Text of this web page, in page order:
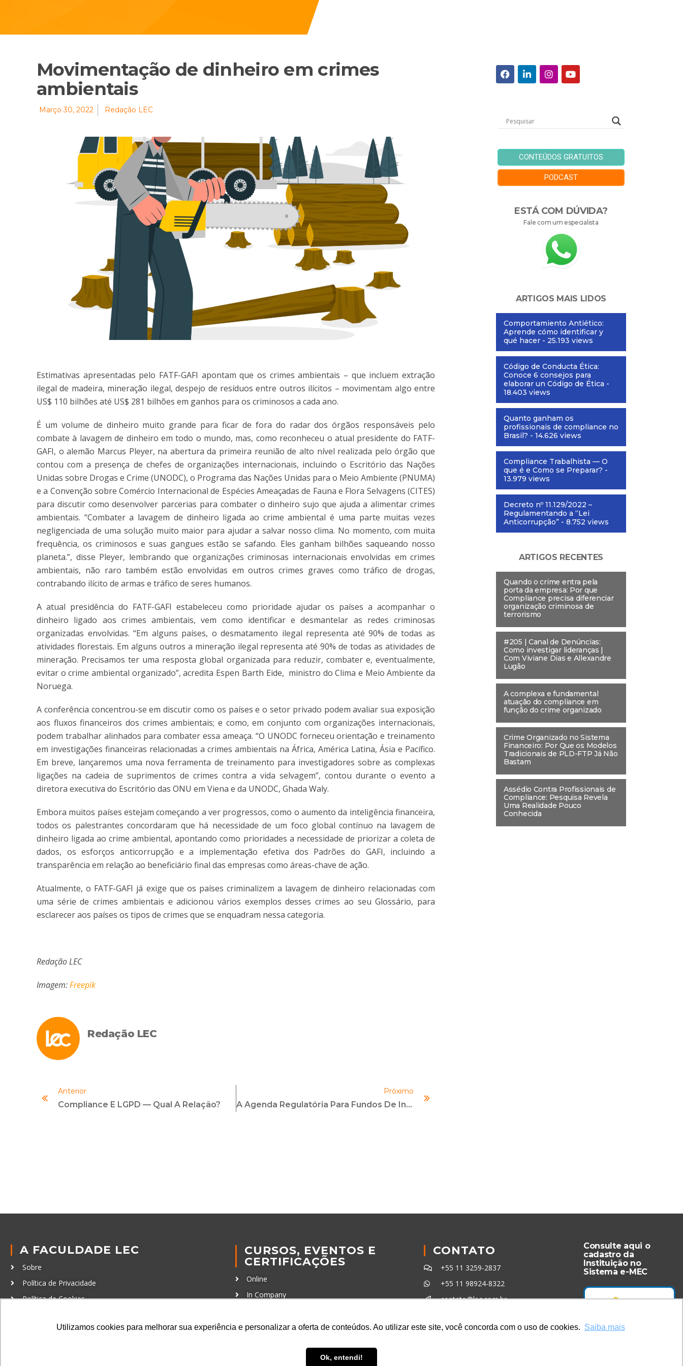
Utilizamos cookies para melhorar sua experiência e personalizar a oferta de conteúdos. Ao utilizar este site, você concorda com o uso de cookies. Saiba mais
Ok, entendi!
Movimentação de dinheiro em crimes
ambientais
Março 30, 2022 Redação LEC
Estimativas apresentadas pelo FATF-GAFI apontam que os crimes ambientais – que incluem extração
ilegal de madeira, mineração ilegal, despejo de resíduos entre outros ilícitos – movimentam algo entre
US$ 110 bilhões até US$ 281 bilhões em ganhos para os criminosos a cada ano.
É um volume de dinheiro muito grande para ficar de fora do radar dos órgãos responsáveis pelo
combate à lavagem de dinheiro em todo o mundo, mas, como reconheceu o atual presidente do FATF-
GAFI, o alemão Marcus Pleyer, na abertura da primeira reunião de alto nível realizada pelo órgão que
contou com a presença de chefes de organizações internacionais, incluindo o Escritório das Nações
Unidas sobre Drogas e Crime (UNODC), o Programa das Nações Unidas para o Meio Ambiente (PNUMA)
e a Convenção sobre Comércio Internacional de Espécies Ameaçadas de Fauna e Flora Selvagens (CITES)
para discutir como desenvolver parcerias para combater o dinheiro sujo que ajuda a alimentar crimes
ambientais. “Combater a lavagem de dinheiro ligada ao crime ambiental é uma parte muitas vezes
negligenciada de uma solução muito maior para ajudar a salvar nosso clima. No momento, com muita
frequência, os criminosos e suas gangues estão se safando. Eles ganham bilhões saqueando nosso
planeta.”, disse Pleyer, lembrando que organizações criminosas internacionais envolvidas em crimes
ambientais, não raro também estão envolvidas em outros crimes graves como tráfico de drogas,
contrabando ilícito de armas e tráfico de seres humanos.
A atual presidência do FATF-GAFI estabeleceu como prioridade ajudar os países a acompanhar o
dinheiro ligado aos crimes ambientais, vem como identificar e desmantelar as redes criminosas
organizadas envolvidas. “Em alguns países, o desmatamento ilegal representa até 90% de todas as
atividades florestais. Em alguns outros a mineração ilegal representa até 90% de todas as atividades de
mineração. Precisamos ter uma resposta global organizada para reduzir, combater e, eventualmente,
evitar o crime ambiental organizado”, acredita Espen Barth Eide, ministro do Clima e Meio Ambiente da
Noruega.
A conferência concentrou-se em discutir como os países e o setor privado podem avaliar sua exposição
aos fluxos financeiros dos crimes ambientais; e como, em conjunto com organizações internacionais,
podem trabalhar alinhados para combater essa ameaça. “O UNODC forneceu orientação e treinamento
em investigações financeiras relacionadas a crimes ambientais na África, América Latina, Ásia e Pacífico.
Em breve, lançaremos uma nova ferramenta de treinamento para investigadores sobre as complexas
ligações na cadeia de suprimentos de crimes contra a vida selvagem”, contou durante o evento a
diretora executiva do Escritório das ONU em Viena e da UNODC, Ghada Waly.
Embora muitos países estejam começando a ver progressos, como o aumento da inteligência financeira,
todos os palestrantes concordaram que há necessidade de um foco global contínuo na lavagem de
dinheiro ligada ao crime ambiental, apontando como prioridades a necessidade de priorizar a coleta de
dados, os esforços anticorrupção e a implementação efetiva dos Padrões do GAFI, incluindo a
transparência em relação ao beneficiário final das empresas como áreas-chave de ação.
Atualmente, o FATF-GAFI já exige que os países criminalizem a lavagem de dinheiro relacionadas com
uma série de crimes ambientais e adicionou vários exemplos desses crimes ao seu Glossário, para
esclarecer aos países os tipos de crimes que se enquadram nessa categoria.
Redação LEC
Imagem:Freepik
Redação LEC
Anterior
Compliance E LGPD — Qual A Relação?
Próximo
A Agenda Regulatória Para Fundos De Investimentos
CONTEÚDOS GRATUITOS
PODCAST
ESTÁ COM DÚVIDA?
Fale com um especialista
ARTIGOS MAIS LIDOS
Comportamiento Antiético:
Aprende cómo identificar y
qué hacer - 25.193 views
Código de Conducta Ética:
Conoce 6 consejos para
elaborar un Código de Ética -
18.403 views
Quanto ganham os
profissionais de compliance no
Brasil? - 14.626 views
Compliance Trabalhista — O
que é e Como se Preparar? -
13.979 views
Decreto nº 11.129/2022 –
Regulamentando a “Lei
Anticorrupção” - 8.752 views
ARTIGOS RECENTES
Quando o crime entra pela
porta da empresa: Por que
Compliance precisa diferenciar
organização criminosa de
terrorismo
#205 | Canal de Denúncias:
Como investigar lideranças |
Com Viviane Dias e Allexandre
Lugão
A complexa e fundamental
atuação do compliance em
função do crime organizado
Crime Organizado no Sistema
Financeiro: Por Que os Modelos
Tradicionais de PLD-FTP Já Não
Bastam
Assédio Contra Profissionais de
Compliance: Pesquisa Revela
Uma Realidade Pouco
Conhecida
A FACULDADE LEC
Sobre
Política de Privacidade
Política de Cookies
Política Anticorrupção
CURSOS, EVENTOS E
CERTIFICAÇÕES
Online
In Company
Certificações
CONTATO
+55 11 3259-2837
+55 11 98924-8322
contato@lec.com.br
Consulte aqui o
cadastro da
Instituição no
Sistema e-MEC